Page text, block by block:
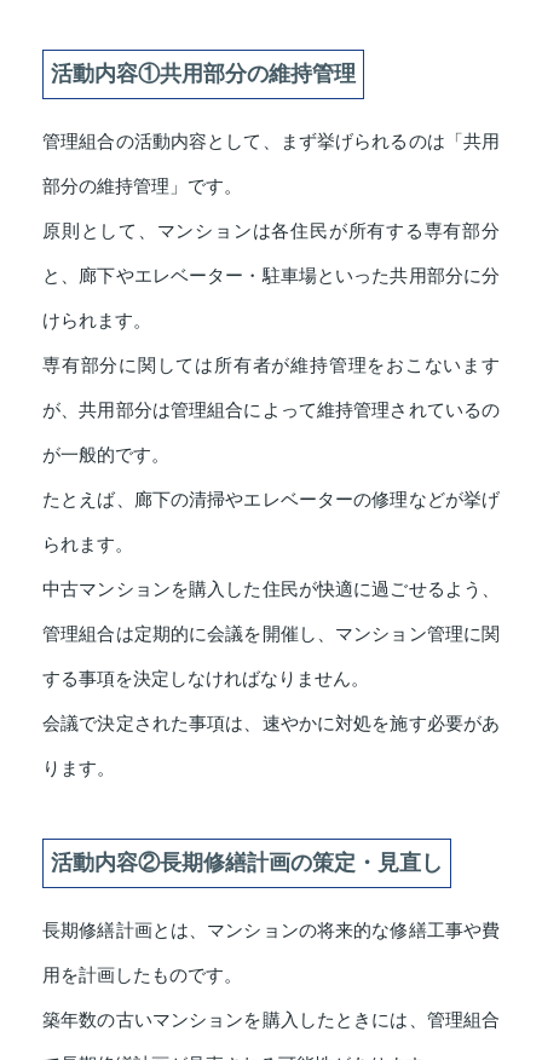
活動内容①共用部分の維持管理
管理組合の活動内容として、まず挙げられるのは「共用
部分の維持管理」です。
原則として、マンションは各住民が所有する専有部分
と、廊下やエレベーター・駐車場といった共用部分に分
けられます。
専有部分に関しては所有者が維持管理をおこないます
が、共用部分は管理組合によって維持管理されているの
が一般的です。
たとえば、廊下の清掃やエレベーターの修理などが挙げ
られます。
中古マンションを購入した住民が快適に過ごせるよう、
管理組合は定期的に会議を開催し、マンション管理に関
する事項を決定しなければなりません。
会議で決定された事項は、速やかに対処を施す必要があ
ります。
活動内容②長期修繕計画の策定・見直し
長期修繕計画とは、マンションの将来的な修繕工事や費
用を計画したものです。
築年数の古いマンションを購入したときには、管理組合